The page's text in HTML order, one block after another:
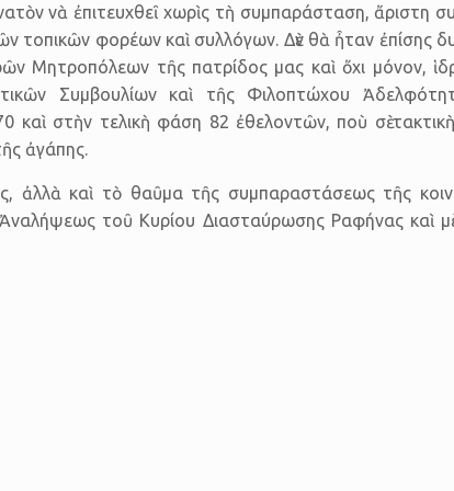
νὰ ἐπι­τευχθεῖ χωρὶς τὴ συμπαράσταση, ἄριστη
τοπικῶν φορέων καὶ συλλόγων. Δὲν θὰ ἦταν ἐπίσης
Μητρο­πόλεων τῆς πατρίδος μας καὶ ὄχι μόνον,
Συμβουλίων καὶ τῆς Φιλοπτώχου
στὴν τελικὴ φάση 82 ἐθελοντῶν, ποὺ σὲ
ἀγάπης.
καὶ τὸ θαῦμα τῆς συμπαραστάσεως τῆς
τοῦ Κυρίου Διασταύρωσης Ραφήνας καὶ